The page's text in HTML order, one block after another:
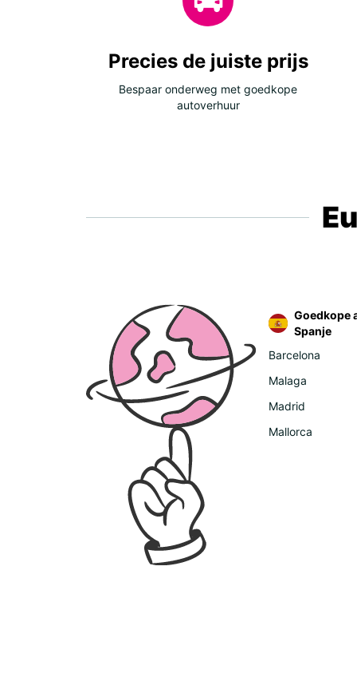
Precies de juiste prijs
Bespaar onderweg met goedkope
autoverhuur
Goedkope
Spanje
Barcelona
Malaga
Madrid
Mallorca